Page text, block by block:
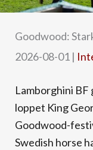
Goodwood:
2026-08-01 |
Lamborghini
loppet King
Goodwood-
Swedish horse